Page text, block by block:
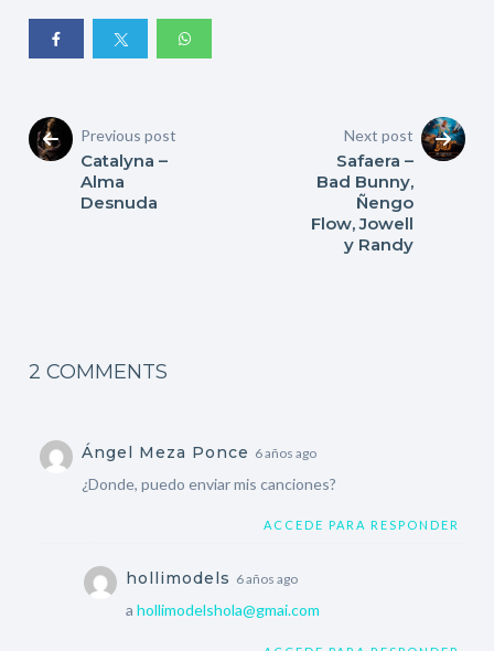
Previous post
Catalyna –
Alma
Desnuda
Next post
Safaera –
Bad Bunny,
Ñengo
Flow, Jowell
y Randy
2 COMMENTS
Ángel Meza Ponce 6 años ago
ACCEDE PARA RESPONDER
¿Donde, puedo enviar mis canciones?
hollimodels 6 años ago
ahollimodelshola@gmai.com